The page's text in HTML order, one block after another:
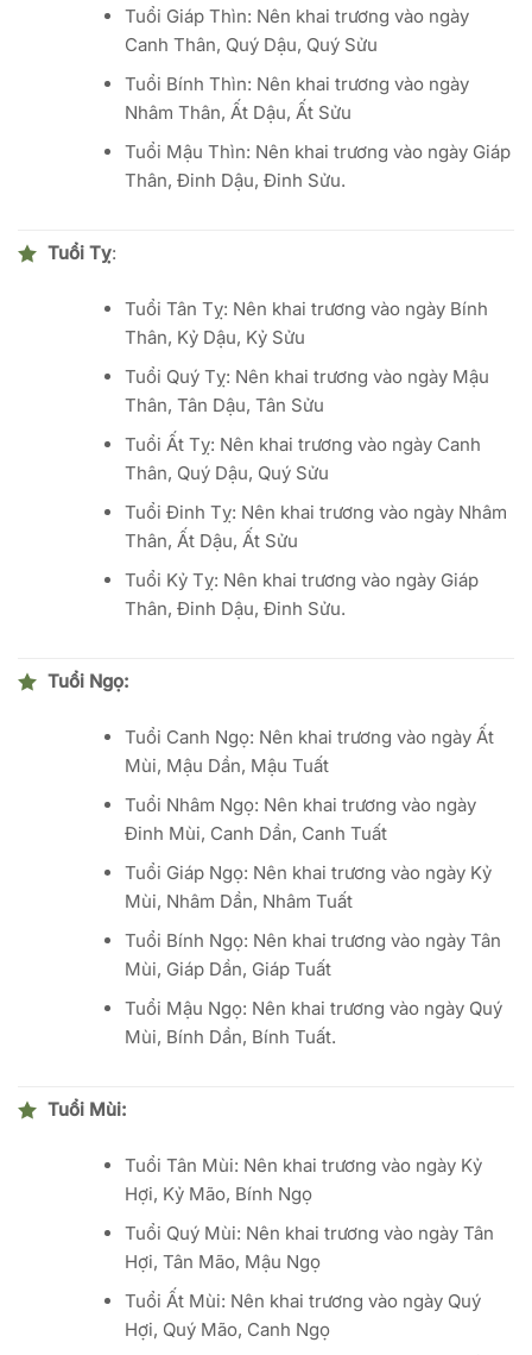
Tuổi Giáp Thìn: Nên khai trương vào ngày
Canh Thân, Quý Dậu, Quý Sửu
Tuổi Bính Thìn: Nên khai trương vào ngày
Nhâm Thân, Ất Dậu, Ất Sửu
Tuổi Mậu Thìn: Nên khai trương vào ngày Giáp
Thân, Đinh Dậu, Đinh Sửu.
Tuổi Tỵ:
Tuổi Tân Tỵ: Nên khai trương vào ngày Bính
Thân, Kỷ Dậu, Kỷ Sửu
Tuổi Quý Tỵ: Nên khai trương vào ngày Mậu
Thân, Tân Dậu, Tân Sửu
Tuổi Ất Tỵ: Nên khai trương vào ngày Canh
Thân, Quý Dậu, Quý Sửu
Tuổi Đinh Tỵ: Nên khai trương vào ngày Nhâm
Thân, Ất Dậu, Ất Sửu
Tuổi Kỷ Tỵ: Nên khai trương vào ngày Giáp
Thân, Đinh Dậu, Đinh Sửu.
Tuổi Ngọ:
Tuổi Canh Ngọ: Nên khai trương vào ngày Ất
Mùi, Mậu Dần, Mậu Tuất
Tuổi Nhâm Ngọ: Nên khai trương vào ngày
Đinh Mùi, Canh Dần, Canh Tuất
Tuổi Giáp Ngọ: Nên khai trương vào ngày Kỷ
Mùi, Nhâm Dần, Nhâm Tuất
Tuổi Bính Ngọ: Nên khai trương vào ngày Tân
Mùi, Giáp Dần, Giáp Tuất
Tuổi Mậu Ngọ: Nên khai trương vào ngày Quý
Mùi, Bính Dần, Bính Tuất.
Tuổi Mùi:
Tuổi Tân Mùi: Nên khai trương vào ngày Kỷ
Hợi, Kỷ Mão, Bính Ngọ
Tuổi Quý Mùi: Nên khai trương vào ngày Tân
Hợi, Tân Mão, Mậu Ngọ
Tuổi Ất Mùi: Nên khai trương vào ngày Quý
Hợi, Quý Mão, Canh Ngọ